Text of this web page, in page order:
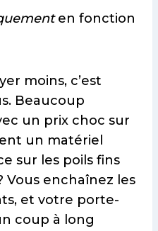
en fonction
moins, c’est
Beaucoup
un prix choc sur
un matériel
sur les poils fins
Vous enchaînez les
et votre porte-
coup à long